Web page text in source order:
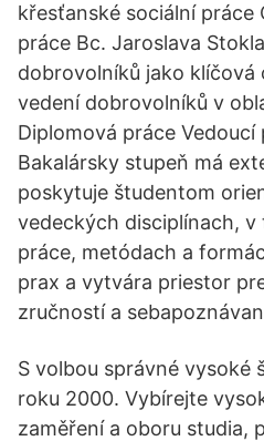
křesťanské sociální práce
práce Bc. Jaroslava
dobrovolníků jako klíčová
vedení dobrovolníků v
Diplomová práce Vedoucí
Bakalársky stupeň má
poskytuje študentom
vedeckých disciplínach, v
práce, metódach a
prax a vytvára priestor
zručností a
S volbou správné vysoké
roku 2000. Vybírejte
zaměření a oboru studia,